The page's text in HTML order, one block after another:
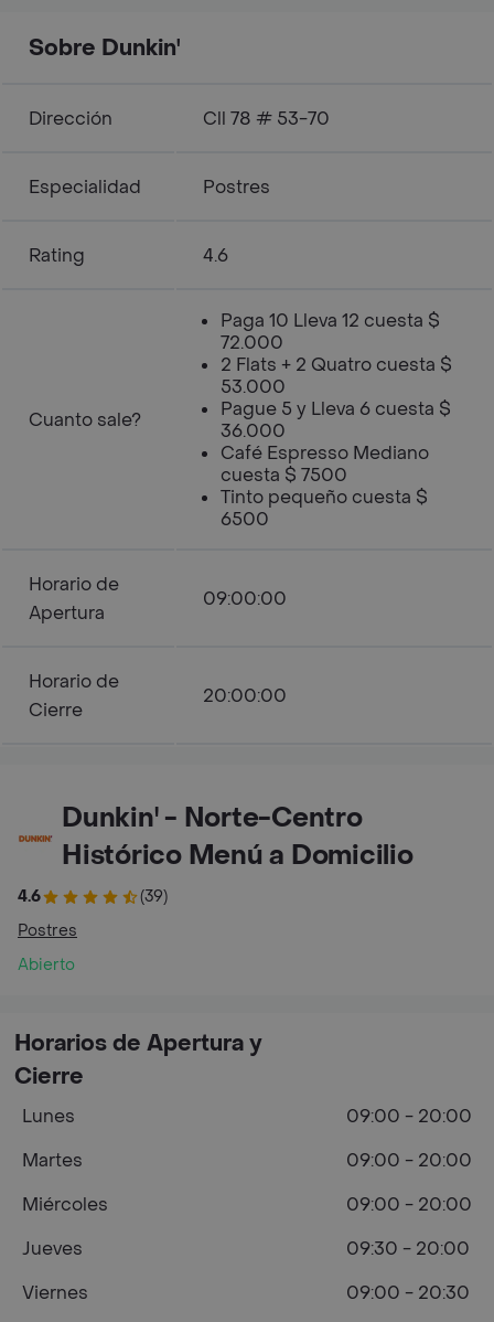
Sobre Dunkin'
Dirección Cll 78 # 53-70
Especialidad Postres
Rating 4.6
Cuanto sale?
Paga 10 Lleva 12 cuesta $
72.000
2 Flats + 2 Quatro cuesta $
53.000
Pague 5 y Lleva 6 cuesta $
36.000
Café Espresso Mediano
cuesta $ 7500
Tinto pequeño cuesta $
6500
Horario de
Apertura
09:00:00
Horario de
Cierre
20:00:00
Dunkin' - Norte-Centro
Histórico Menú a Domicilio
4.6
(39)
Postres
Abierto
Horarios de Apertura y
Cierre
Lunes
09:00 - 20:00
Martes
09:00 - 20:00
Miércoles
09:00 - 20:00
Jueves
09:30 - 20:00
Viernes
09:00 - 20:30